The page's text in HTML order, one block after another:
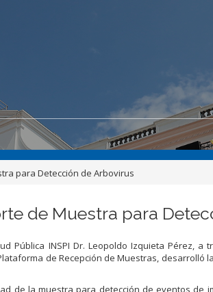
para Detección de Arbovirus
de Muestra para
Pública INSPI Dr. Leopoldo Izquieta Pérez, a
de Recepción de Muestras, desarrolló
de la muestra para detección de eventos de